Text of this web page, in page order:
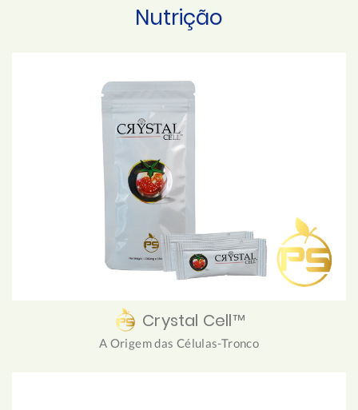
Nutrição
Crystal Cell™
A Origem das Células-Tronco